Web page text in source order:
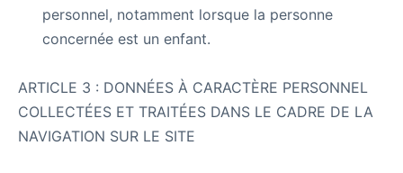
personnel, notamment lorsque la personne
concernée est un enfant.
ARTICLE 3 : DONNÉES À CARACTÈRE PERSONNEL
COLLECTÉES ET TRAITÉES DANS LE CADRE DE LA
NAVIGATION SUR LE SITE